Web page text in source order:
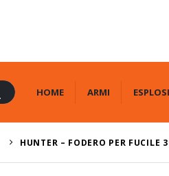
HOME ARMI
HUNTER – FODERO PER FUCILE